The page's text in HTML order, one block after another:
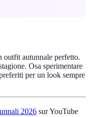
outfit autunnale perfetto.
Osa sperimentare
per un look sempre
2026 sur YouTube